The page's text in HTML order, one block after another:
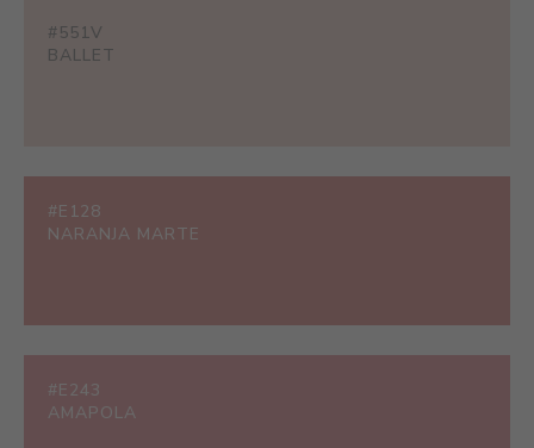
#551V
BALLET
#E128
NARANJA MARTE
#E243
AMAPOLA